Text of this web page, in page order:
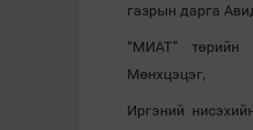
газрын дарга
“МИАТ” төрийн
Мөнхцэцэг,
Иргэний